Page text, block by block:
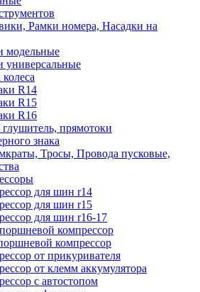
Рамки номера, Насадки на
модельные
универсальные
R14
R15
R16
прямотоки
знака
Тросы, Провода пусковые,
для шин r14
для шин r15
для шин r16-17
компрессор
компрессор
от прикуривателя
от клемм аккумулятора
с автостопом